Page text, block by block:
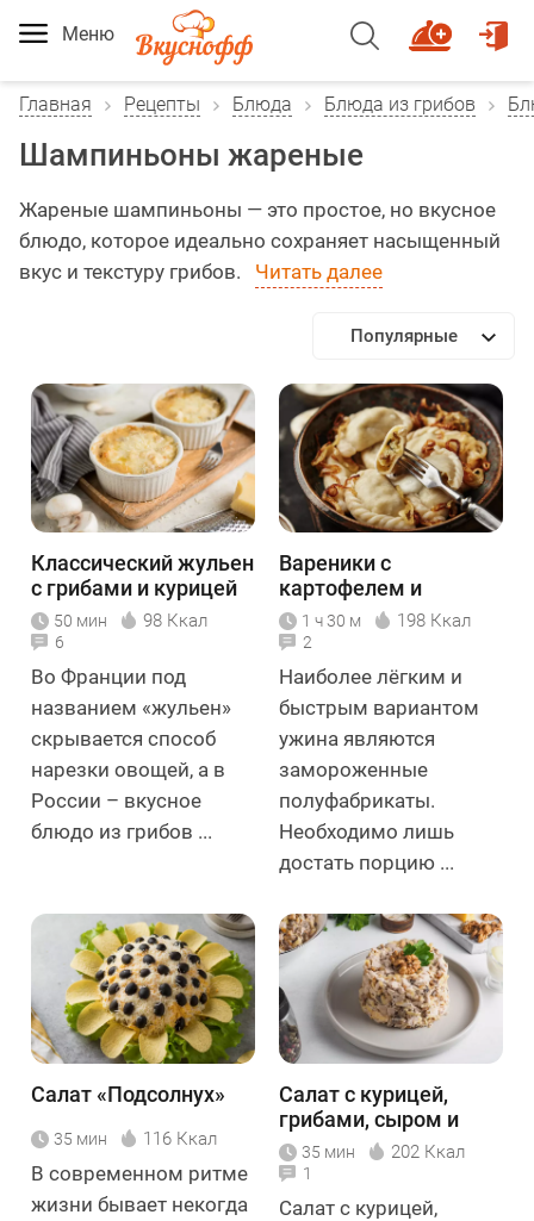
Меню
Главная Рецепты Блюда Блюда из грибов
Шампиньоны жареные
Жареные шампиньоны — это простое, но вкусное
блюдо, которое идеально сохраняет насыщенный
вкус и текстуру грибов.
Читать далее
Популярные
Классический жульен
с грибами и курицей
50 мин 98 Ккал
6
Во Франции под
названием «жульен»
скрывается способ
нарезки овощей, а в
России – вкусное
блюдо из грибов ...
Вареники с
картофелем и
грибами
1 ч 30 м 198 Ккал
2
Наиболее лёгким и
быстрым вариантом
ужина являются
замороженные
полуфабрикаты.
Необходимо лишь
достать порцию ...
Салат «Подсолнух»
35 мин 116 Ккал
В современном ритме
жизни бывает некогда
Салат с курицей,
грибами, сыром и
грецкими орехами
35 мин 202 Ккал
1
Салат с курицей,